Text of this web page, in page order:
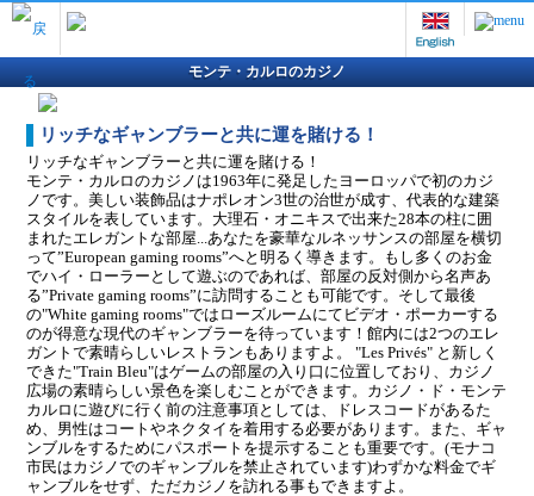
モンテ・カルロのカジノ
リッチなギャンブラーと共に運を賭ける！
リッチなギャンブラーと共に運を賭ける！
モンテ・カルロのカジノは1963年に発足したヨーロッパで初のカジ
ノです。美しい装飾品はナポレオン3世の治世が成す、代表的な建築
スタイルを表しています。大理石・オニキスで出来た28本の柱に囲
まれたエレガントな部屋...あなたを豪華なルネッサンスの部屋を横切
って”European gaming rooms”へと明るく導きます。もし多くのお金
でハイ・ローラーとして遊ぶのであれば、部屋の反対側から名声あ
る”Private gaming rooms”に訪問することも可能です。そして最後
の"White gaming rooms"ではローズルームにてビデオ・ポーカーする
のが得意な現代のギャンブラーを待っています！館内には2つのエレ
ガントで素晴らしいレストランもありますよ。 "Les Privés" と新しく
できた"Train Bleu"はゲームの部屋の入り口に位置しており、カジノ
広場の素晴らしい景色を楽しむことができます。カジノ・ド・モンテ
カルロに遊びに行く前の注意事項としては、ドレスコードがあるた
め、男性はコートやネクタイを着用する必要があります。また、ギャ
ンブルをするためにパスポートを提示することも重要です。(モナコ
市民はカジノでのギャンブルを禁止されています)わずかな料金でギ
ャンブルをせず、ただカジノを訪れる事もできますよ。